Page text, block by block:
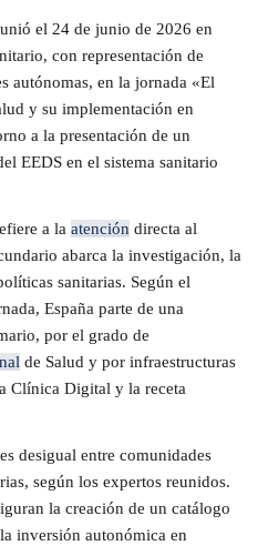
el 24 de junio de 2026 en
con representación de
autónomas, en la jornada «El
y su implementación en
a la presentación de un
EEDS en el sistema sanitario
a la atención directa al
abarca la investigación, la
sanitarias. Según el
España parte de una
por el grado de
de Salud y por infraestructuras
Clínica Digital y la receta
desigual entre comunidades
según los expertos reunidos.
la creación de un catálogo
inversión autonómica en